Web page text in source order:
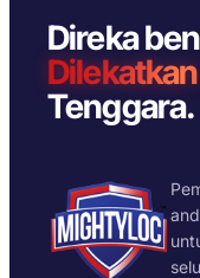
Direka
Dilekatkan
Tenggara.